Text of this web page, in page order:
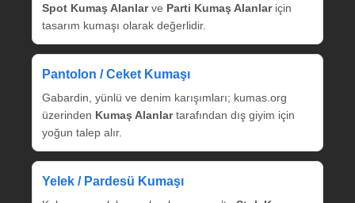
Spot Kumaş Alanlarve Parti Kumaş Alanlariçin
tasarım kumaşı olarak değerlidir.
Pantolon / Ceket Kumaşı
Gabardin, yünlü ve denim karışımları; kumas.org
üzerinden Kumaş Alanlartarafından dış giyim için
yoğun talep alır.
Yelek / Pardesü Kumaşı